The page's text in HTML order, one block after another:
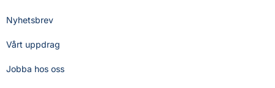
Nyhetsbrev
Vårt uppdrag
Jobba hos oss